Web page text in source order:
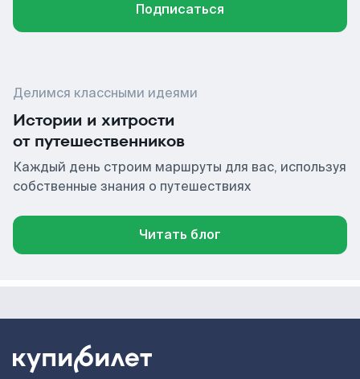
Подписаться
Делимся классными идеями
Истории и хитрости
от путешественников
Каждый день строим маршруты для вас, используя
собственные знания о путешествиях
Читать блог